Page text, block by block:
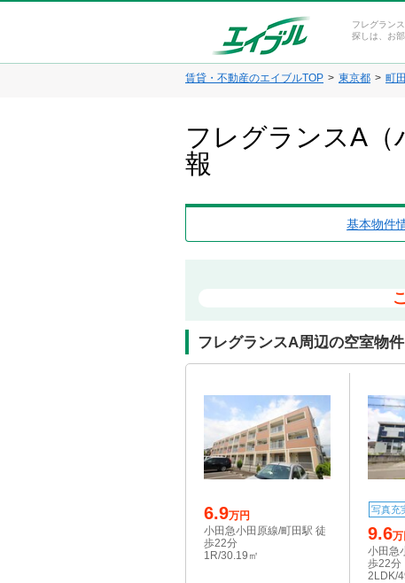
フレグラン
探しは、お
賃貸・不動産のエイブルTOP 東京都 町
フレグランスA（
報
基本物件
フレグランスA周辺の空室物件
6.9万円
小田急小田原線/町田駅 徒
歩22分
1R/30.19㎡
写真充
9.6万
小田急
歩22分
2LDK/